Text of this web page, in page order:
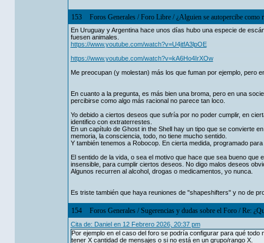
153 Foros Generales/Foro Libre/¿Alguien se autopercibe como
En Uruguay y Argentina hace unos días hubo una especie de
fuesen animales.
https://www.youtube.com/watch?v=U4jtfA3lpOE
https://www.youtube.com/watch?v=kA6Ho4IrXOw
Me preocupan (y molestan) más los que fuman por ejemplo, pero
En cuanto a la pregunta, es más bien una broma, pero en una
percibirse como algo más racional no parece tan loco.
Yo debido a ciertos deseos que sufría por no poder cumplir, en
identifico con extraterrestes.
En un capítulo de Ghost in the Shell hay un tipo que se convierte
memoria, la consciencia, todo, no tiene mucho sentido.
Y también tenemos a Robocop. En cierta medida, programado
El sentido de la vida, o sea el motivo que hace que sea bueno
insensible, para cumplir ciertos deseos. No digo malos deseos
Algunos recurren al alcohol, drogas o medicamentos, yo nunca.
Es triste también que haya reuniones de "shapeshifters" y no de
154 Foros Generales/Sugerencias y dudas sobre el Foro/Re:
Cita de: Danielㅤ en 12 Febrero 2026, 20:37 pm
Por ejemplo en el caso del foro se podría configurar para qué
tener X cantidad de mensajes o si no está en un grupo/rango X.